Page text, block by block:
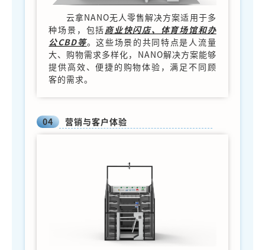
云拿NANO无人零售解决方案适用于多
种场景，包括商业快闪店、体育场馆和办
公CBD等。这些场景的共同特点是人流量
大、购物需求多样化，NANO解决方案能够
提供高效、便捷的购物体验，满足不同顾
客的需求。
04 营销与客户体验